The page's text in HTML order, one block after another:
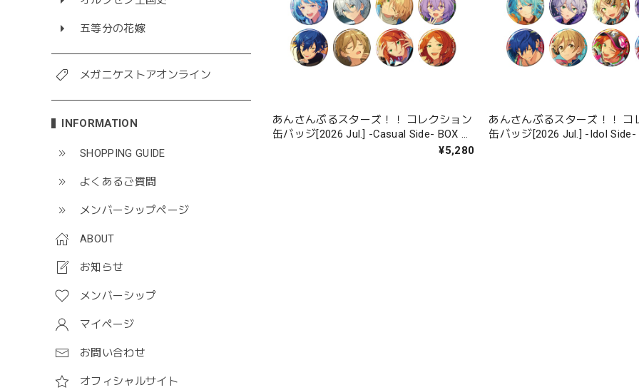
五等分の花嫁
メガニケストアオンライン
INFORMATION
SHOPPING GUIDE
よくあるご質問
メンバーシップページ
ABOUT
お知らせ
メンバーシップ
マイページ
お問い合わせ
オフィシャルサイト
あんさんぶるスターズ！！ コレクション
缶バッジ[2026 Jul.] -Casual Side- BOX 全
¥5,280
あんさんぶるスターズ！！ コ
缶バッジ[2026 Jul.] -Idol Side- BOX 全12